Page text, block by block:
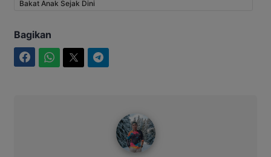
Bakat Anak Sejak Dini
Bagikan